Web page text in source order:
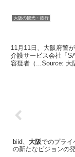
大阪の観光・旅行
11月11日、大阪府警
介護サービス会社「
容疑者（...Source: 大
biid、 大阪でのプライ
の新たなビジョンの